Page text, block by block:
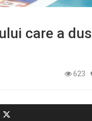
care a dus
623